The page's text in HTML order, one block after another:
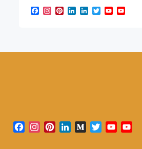
Facebook
Instagram
Pinterest
LinkedIn
LinkedIn
TwitterYouTube
Facebook
Instagram
PinterestLinkedInMediumTwitter